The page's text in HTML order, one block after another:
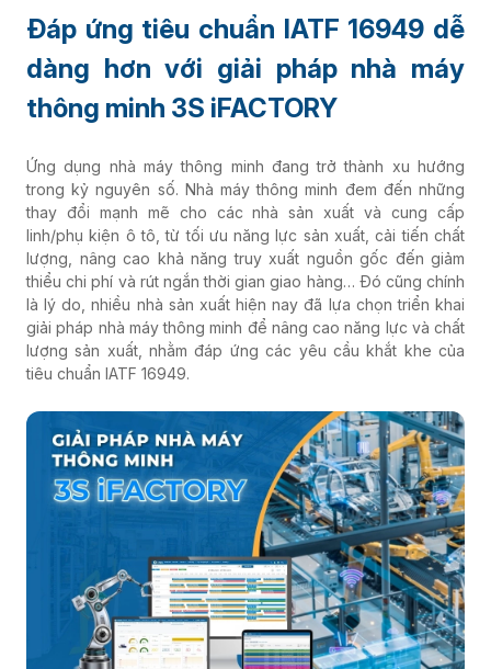
Đáp ứng tiêu chuẩn IATF 16949 dễ
dàng hơn với giải pháp nhà máy
thông minh 3S iFACTORY
Ứng dụng nhà máy thông minh đang trở thành xu hướng
trong kỷ nguyên số. Nhà máy thông minh đem đến những
thay đổi mạnh mẽ cho các nhà sản xuất và cung cấp
linh/phụ kiện ô tô, từ tối ưu năng lực sản xuất, cải tiến chất
lượng, nâng cao khả năng truy xuất nguồn gốc đến giảm
thiểu chi phí và rút ngắn thời gian giao hàng… Đó cũng chính
là lý do, nhiều nhà sản xuất hiện nay đã lựa chọn triển khai
giải pháp nhà máy thông minh để nâng cao năng lực và chất
lượng sản xuất, nhằm đáp ứng các yêu cầu khắt khe của
tiêu chuẩn IATF 16949.